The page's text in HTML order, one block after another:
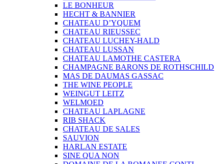
LE BONHEUR
HECHT & BANNIER
CHATEAU D’YQUEM
CHATEAU RIEUSSEC
CHATEAU LUCHEY-HALD
CHATEAU LUSSAN
CHATEAU LAMOTHE CASTERA
CHAMPAGNE BARONS DE ROTHSCHILD
MAS DE DAUMAS GASSAC
THE WINE PEOPLE
WEINGUT LEITZ
WELMOED
CHATEAU LAPLAGNE
RIB SHACK
CHATEAU DE SALES
SAUVION
HARLAN ESTATE
SINE QUA NON